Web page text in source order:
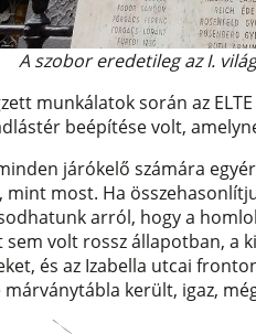
A szobor eredetileg az I.
munkálatok során az
beépítése volt,
járókelő számára
mint most. Ha
arról, hogy a
volt rossz állapotban, a
és az Izabella utcai
került, igaz,